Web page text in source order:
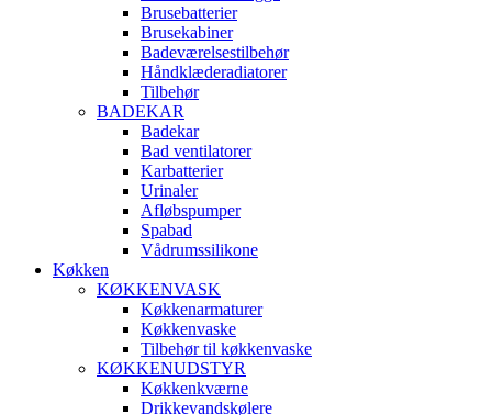
Brusebatterier
Brusekabiner
Badeværelsestilbehør
Håndklæderadiatorer
Tilbehør
BADEKAR
Badekar
Bad ventilatorer
Karbatterier
Urinaler
Afløbspumper
Spabad
Vådrumssilikone
Køkken
KØKKENVASK
Køkkenarmaturer
Køkkenvaske
Tilbehør til køkkenvaske
KØKKENUDSTYR
Køkkenkværne
Drikkevandskølere